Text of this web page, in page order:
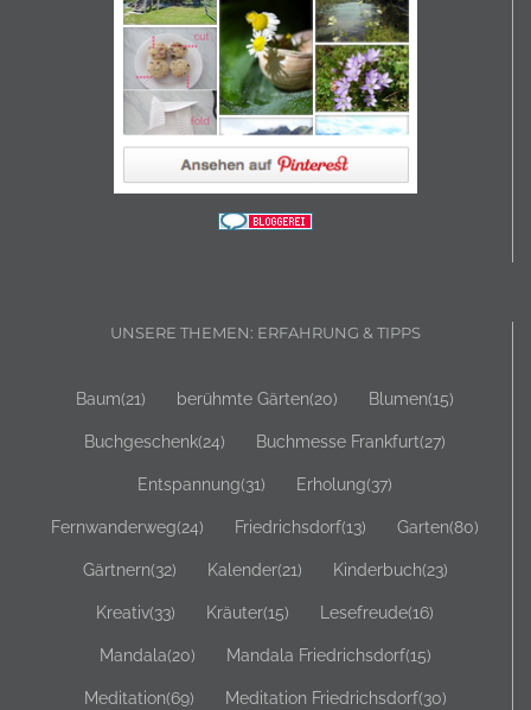
UNSERE THEMEN: ERFAHRUNG & TIPPS
Baum(21) berühmte Gärten(20) Blumen(15)
Buchgeschenk(24) Buchmesse Frankfurt(27)
Entspannung(31) Erholung(37)
Fernwanderweg(24) Friedrichsdorf(13) Garten(80)
Gärtnern(32) Kalender(21) Kinderbuch(23)
Kreativ(33) Kräuter(15) Lesefreude(16)
Mandala(20) Mandala Friedrichsdorf(15)
Meditation(69) Meditation Friedrichsdorf(30)